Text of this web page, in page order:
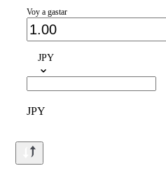
Voy a gastar
JPY
JPY